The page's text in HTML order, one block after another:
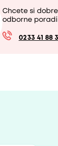
Chcete si
odborne
0233 41 88